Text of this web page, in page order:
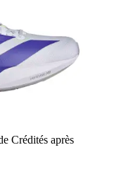
Crédités après